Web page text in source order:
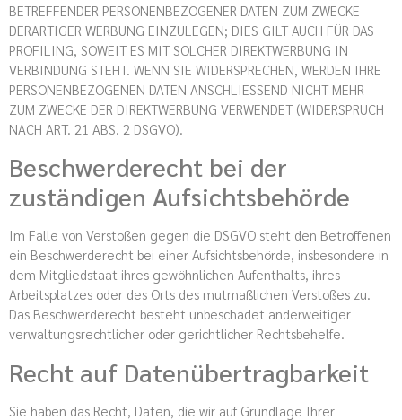
BETREFFENDER PERSONENBEZOGENER DATEN ZUM ZWECKE
DERARTIGER WERBUNG EINZULEGEN; DIES GILT AUCH FÜR DAS
PROFILING, SOWEIT ES MIT SOLCHER DIREKTWERBUNG IN
VERBINDUNG STEHT. WENN SIE WIDERSPRECHEN, WERDEN IHRE
PERSONENBEZOGENEN DATEN ANSCHLIESSEND NICHT MEHR
ZUM ZWECKE DER DIREKTWERBUNG VERWENDET (WIDERSPRUCH
NACH ART. 21 ABS. 2 DSGVO).
Beschwerde­recht bei der
zuständigen Aufsichts­behörde
Im Falle von Verstößen gegen die DSGVO steht den Betroffenen
ein Beschwerderecht bei einer Aufsichtsbehörde, insbesondere in
dem Mitgliedstaat ihres gewöhnlichen Aufenthalts, ihres
Arbeitsplatzes oder des Orts des mutmaßlichen Verstoßes zu.
Das Beschwerderecht besteht unbeschadet anderweitiger
verwaltungsrechtlicher oder gerichtlicher Rechtsbehelfe.
Recht auf Daten­übertrag­barkeit
Sie haben das Recht, Daten, die wir auf Grundlage Ihrer